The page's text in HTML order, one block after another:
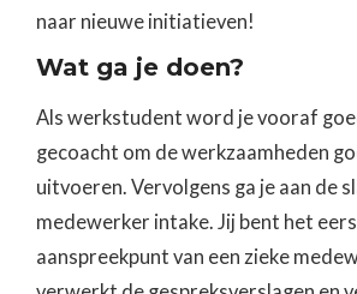
naar nieuwe initiatieven!
Wat ga je doen?
Als werkstudent word je vooraf
gecoacht om de werkzaamheden
uitvoeren. Vervolgens ga je aan de
medewerker intake. Jij bent het
aanspreekpunt van een zieke